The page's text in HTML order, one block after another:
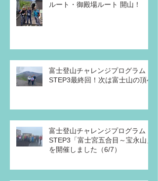
ルート・御殿場ルート 開山！
富士登山チャレンジプログラム・
STEP3最終回！次は富士山の頂へ
富士登山チャレンジプログラム
STEP3「富士宮五合目～宝永山」
を開催しました（6/7）